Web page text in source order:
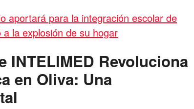
aportará para la integración escolar de
la explosión de su hogar
INTELIMED Revoluciona
en Oliva: Una